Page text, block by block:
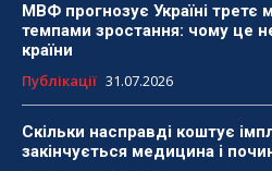
МВФ прогнозує Україні третє
темпами зростання: чому це
країни
Публікації 31.07.2026
Скільки насправді коштує
закінчується медицина і